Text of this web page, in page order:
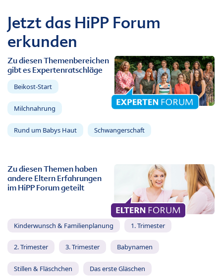
Jetzt das HiPP Forum
erkunden
Zu diesen Themenbereichen
gibt es Expertenratschläge
Beikost-Start
Milchnahrung
Rund um Babys Haut Schwangerschaft
Zu diesen Themen haben
andere Eltern Erfahrungen
im HiPP Forum geteilt
Kinderwunsch & Familienplanung 1. Trimester
2. Trimester 3. Trimester Babynamen
Stillen & Fläschchen Das erste Gläschen